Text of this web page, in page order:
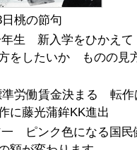
桃の節句
年生 新入学をひかえ
をしたいか ものの見
準労働賃金決まる 転作
に藤光蒲鉾KK進出
ピンク色になる国民